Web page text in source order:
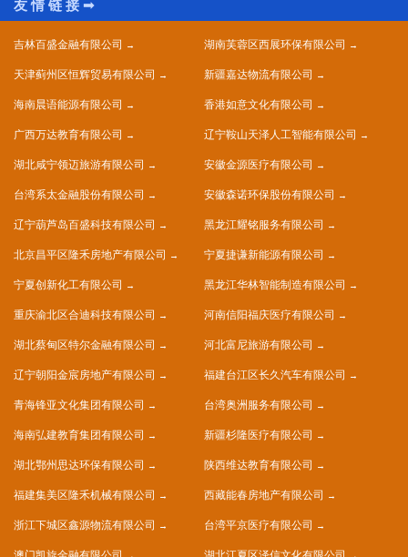
吉林百盛金融有限公司 湖南芙蓉区西展环保有限公司
天津蓟州区恒辉贸易有限公司 新疆嘉达物流有限公司
海南晨语能源有限公司 香港如意文化有限公司
广西万达教育有限公司 辽宁鞍山天泽人工智能有限公司
湖北咸宁领迈旅游有限公司 安徽金源医疗有限公司
台湾系太金融股份有限公司 安徽森诺环保股份有限公司
辽宁葫芦岛百盛科技有限公司 黑龙江耀铭服务有限公司
北京昌平区隆禾房地产有限公司 宁夏捷谦新能源有限公司
宁夏创新化工有限公司 黑龙江华林智能制造有限公司
重庆渝北区合迪科技有限公司 河南信阳福庆医疗有限公司
湖北蔡甸区特尔金融有限公司 河北富尼旅游有限公司
辽宁朝阳金宸房地产有限公司 福建台江区长久汽车有限公司
青海锋亚文化集团有限公司 台湾奥洲服务有限公司
海南弘建教育集团有限公司 新疆杉隆医疗有限公司
湖北鄂州思达环保有限公司 陕西维达教育有限公司
福建集美区隆禾机械有限公司 西藏能春房地产有限公司
浙江下城区鑫源物流有限公司 台湾平京医疗有限公司